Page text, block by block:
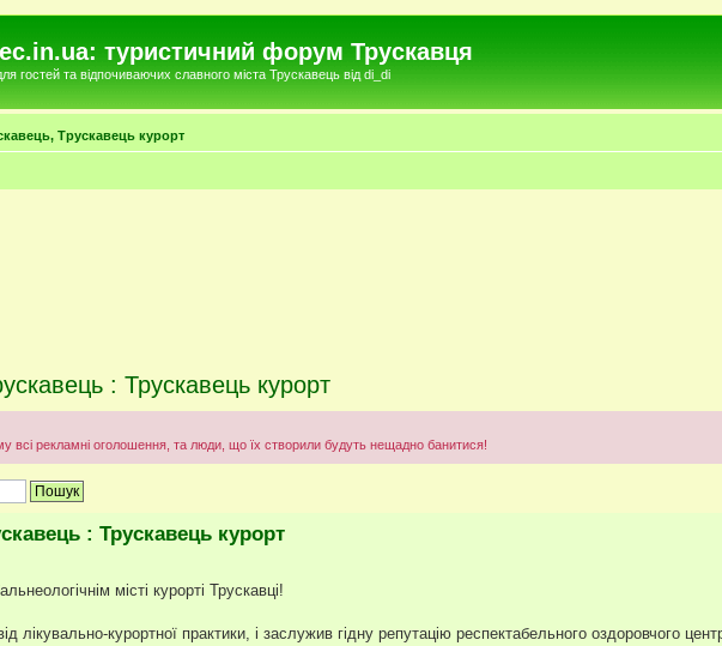
туристичний форум Трускавця
гостей та відпочиваючих славного міста Трускавець від di_di
Трускавець курорт
: Трускавець курорт
рекламні оголошення, та люди, що їх створили будуть нещадно банитися!
: Трускавець курорт
місті курорті Трускавці!
лікувально-курортної практики, і заслужив гідну репутацію респектабельного оздоровчого